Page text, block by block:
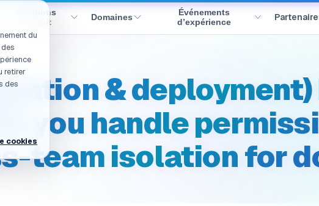
Solutions
Produit
Domaines
Événements
d’expérience
&
you handle
team isolation for
du
retirer
des
cookies